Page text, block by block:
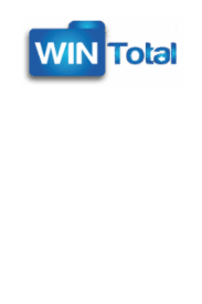
Inhalt
springen